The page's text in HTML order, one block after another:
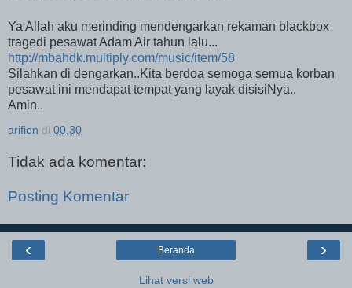
Ya Allah aku merinding mendengarkan rekaman blackbox
tragedi pesawat Adam Air tahun lalu...
http://mbahdk.multiply.com/music/item/58
Silahkan di dengarkan..Kita berdoa semoga semua korban
pesawat ini mendapat tempat yang layak disisiNya..
Amin..
arifien di 00.30
Tidak ada komentar:
Posting Komentar
‹ ›
Beranda
Lihat versi web